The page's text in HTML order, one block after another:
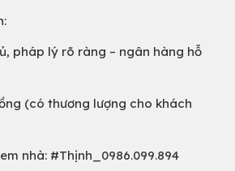
pháp lý rõ ràng – ngân hàng hỗ
(có thương lượng cho khách
nhà: #Thịnh_0986.099.894